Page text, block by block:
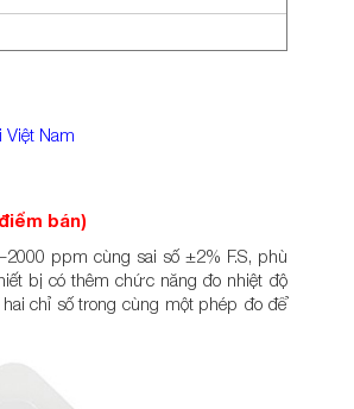
Nam
bán)
ppm cùng sai số ±2% F.S, phù
bị có thêm chức năng đo nhiệt độ
chỉ số trong cùng một phép đo để